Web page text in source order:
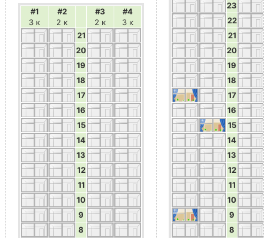
#1
3 к
#2
2 к
#3
2 к
#4
3 к
21
20
19
18
17
16
15
14
13
12
11
10
9
8
23
22
21
20
19
18
17
16
15
14
13
12
11
10
9
8